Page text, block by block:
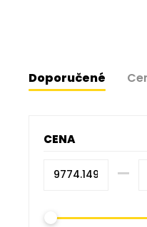
Doporučené
CENA
–⁠